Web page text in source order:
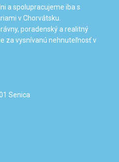
a spolupracujeme iba s
v Chorvátsku.
poradenský a realitný
za vysnívanú nehnuteľnosť v
Senica